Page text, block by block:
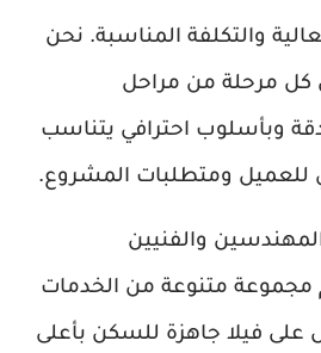
والتكلفة المناسبة. نحن
مرحلة من مراحل
وبأسلوب احترافي يتناسب
ومتطلبات المشروع.
والفنيين
متنوعة من الخدمات
فيلا جاهزة للسكن بأعلى